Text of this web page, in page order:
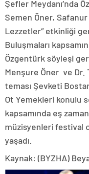
Şefler Meydanı’nda
Semen Öner,
Lezzetler” etkinliği
Buluşmaları
Özgentürk söyleşi
Menşure Öner ve Dr.
teması Şevketi
Ot Yemekleri konulu
kapsamında eş
müzisyenleri festival
yaşadı.
Kaynak: (BYZHA)